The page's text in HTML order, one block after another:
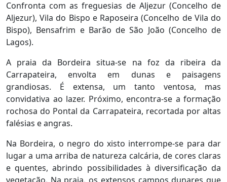
Confronta com as freguesias de Aljezur (Concelho de
Aljezur), Vila do Bispo e Raposeira (Concelho de Vila do
Bispo), Bensafrim e Barão de São João (Concelho de
Lagos).
A praia da Bordeira situa-se na foz da ribeira da
Carrapateira, envolta em dunas e paisagens
grandiosas. É extensa, um tanto ventosa, mas
convidativa ao lazer. Próximo, encontra-se a formação
rochosa do Pontal da Carrapateira, recortada por altas
falésias e angras.
Na Bordeira, o negro do xisto interrompe-se para dar
lugar a uma arriba de natureza calcária, de cores claras
e quentes, abrindo possibilidades à diversificação da